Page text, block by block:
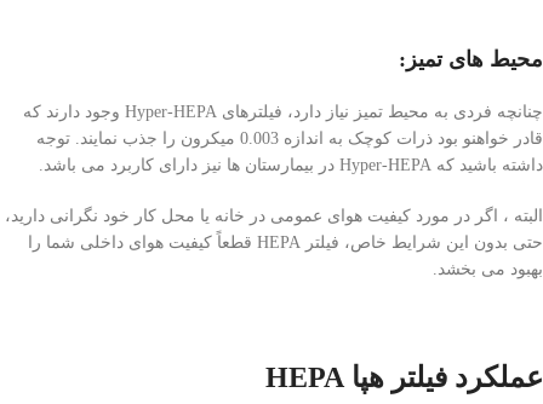
محیط های تمیز :
چنانچه فردی به محیط تمیز نیاز دارد، فیلترهای Hyper-HEPA وجود دارند که
قادر خواهنو بود ذرات کوچک به اندازه 0.003 میکرون را جذب نمایند. توجه
داشته باشید که Hyper-HEPA در بیمارستان ها نیز دارای کاربرد می باشد.
البته ، اگر در مورد کیفیت هوای عمومی در خانه یا محل کار خود نگرانی دارید،
حتی بدون این شرایط خاص، فیلتر HEPA قطعاً کیفیت هوای داخلی شما را
بهبود می بخشد.
عملکرد فیلتر هپا HEPA